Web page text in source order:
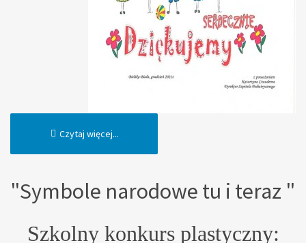
Czytaj więcej...
"Symbole narodowe tu i teraz "
Szkolny konkurs plastyczny: